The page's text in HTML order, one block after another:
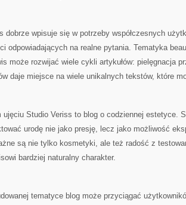
dobrze wpisuje się w potrzeby współczesnych
odpowiadających na realne pytania. Tematyka
może rozwijać wiele cykli artykułów: pielęgnacja
daje miejsce na wiele unikalnych tekstów, które
ujęciu Studio Veriss to blog o codziennej estetyce.
urodę nie jako presję, lecz jako możliwość
są nie tylko kosmetyki, ale też radość z
bardziej naturalny charakter.
tematyce blog może przyciągać